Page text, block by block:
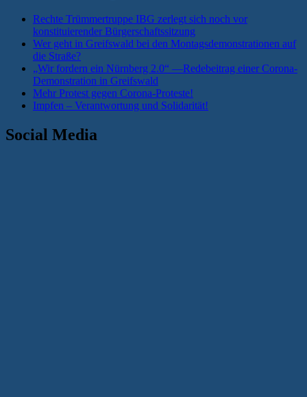
Rechte Trümmertruppe IBG zerlegt sich noch vor
konstituierender Bürgerschaftssitzung
Wer geht in Greifswald bei den Montagsdemonstrationen auf
die Straße?
„Wir fordern ein Nürnberg 2.0“ —Redebeitrag einer Corona-
Demonstration in Greifswald
Mehr Protest gegen Corona-Proteste!
Impfen – Verantwortung und Solidarität!
Social Media